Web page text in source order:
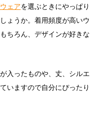
ェアを選ぶときにやっぱり
ょうか。着用頻度が高いウ
ちろん、デザインが好きな
入ったものや、丈、シルエ
いますので自分にぴったり